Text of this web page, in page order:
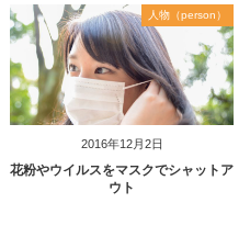
2016年12月2日
人物（person）
花粉やウイルスをマスクでシャットア
ウト